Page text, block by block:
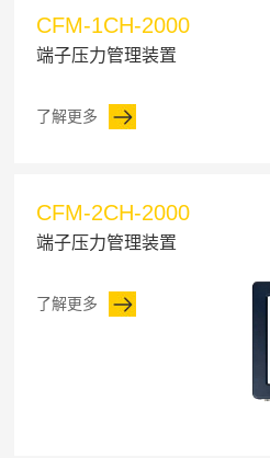
CFM-1CH-2000
端子压力管理装置
了解更多
CFM-2CH-2000
端子压力管理装置
了解更多